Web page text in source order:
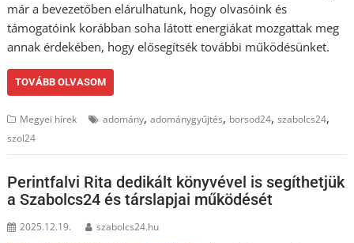
már a bevezetőben elárulhatunk, hogy olvasóink és
támogatóink korábban soha látott energiákat mozgattak meg
annak érdekében, hogy elősegítsék további működésünket.
TOVÁBB OLVASOM
Megyei hírek adomány,adománygyűjtés, borsod24,szabolcs24,
szol24
Perintfalvi Rita dedikált könyvével is segíthetjük
a Szabolcs24 és társlapjai működését
2025.12.19. szabolcs24.hu